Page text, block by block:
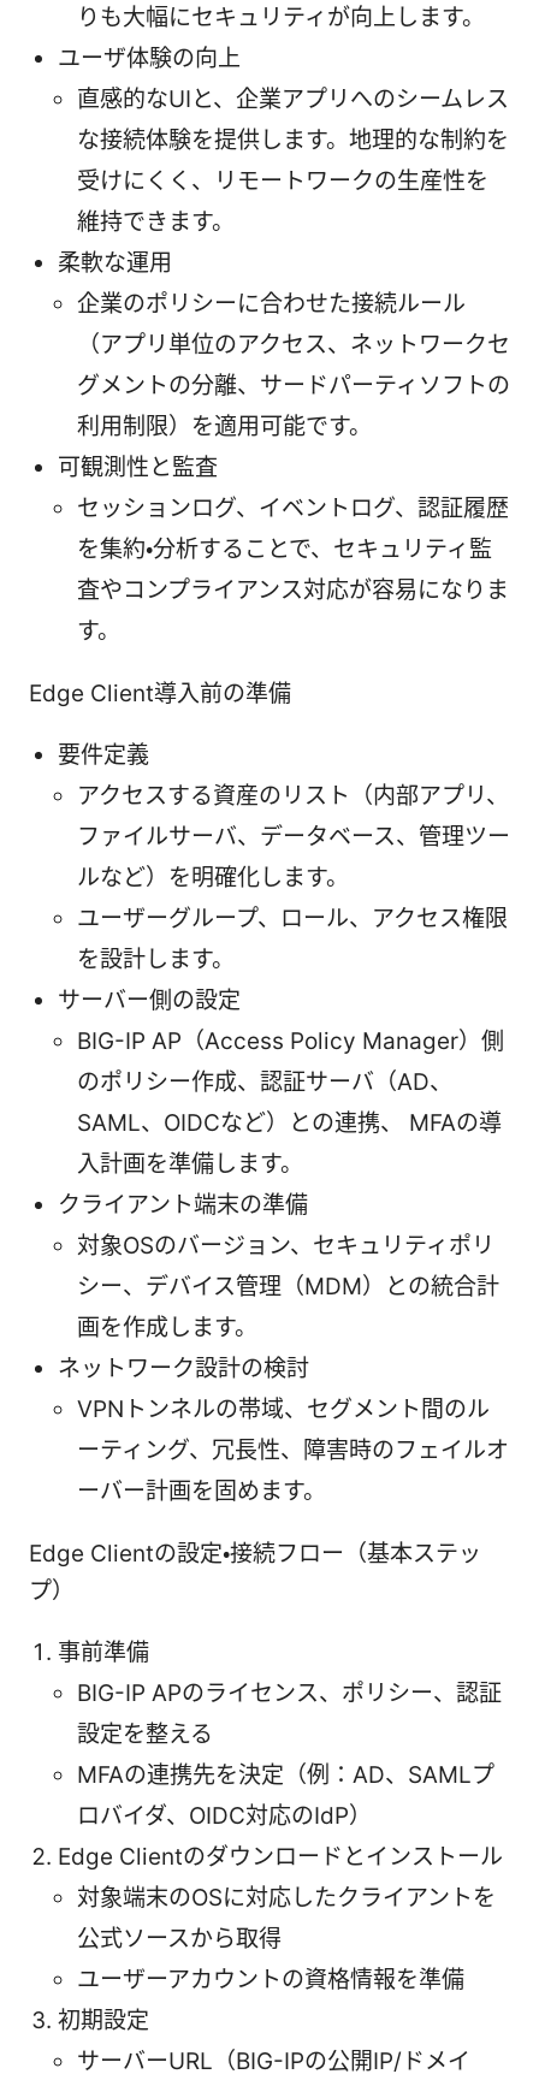
りも大幅にセキュリティが向上します。
ユーザ体験の向上
直感的なUIと、企業アプリへのシームレス
な接続体験を提供します。地理的な制約を
受けにくく、リモートワークの生産性を
維持できます。
柔軟な運用
企業のポリシーに合わせた接続ルール
（アプリ単位のアクセス、ネットワークセ
グメントの分離、サードパーティソフトの
利用制限）を適用可能です。
可観測性と監査
セッションログ、イベントログ、認証履歴
を集約・分析することで、セキュリティ監
査やコンプライアンス対応が容易になりま
す。
Edge Client導入前の準備
要件定義
アクセスする資産のリスト（内部アプリ、
ファイルサーバ、データベース、管理ツー
ルなど）を明確化します。
ユーザーグループ、ロール、アクセス権限
を設計します。
サーバー側の設定
BIG-IP AP（Access Policy Manager）側
のポリシー作成、認証サーバ（AD、
SAML、OIDCなど）との連携、 MFAの導
入計画を準備します。
クライアント端末の準備
対象OSのバージョン、セキュリティポリ
シー、デバイス管理（MDM）との統合計
画を作成します。
ネットワーク設計の検討
VPNトンネルの帯域、セグメント間のル
ーティング、冗長性、障害時のフェイルオ
ーバー計画を固めます。
Edge Clientの設定・接続フロー（基本ステッ
プ）
事前準備
BIG-IP APのライセンス、ポリシー、認証
設定を整える
MFAの連携先を決定（例：AD、SAMLプ
ロバイダ、OIDC対応のIdP）
Edge Clientのダウンロードとインストール
対象端末のOSに対応したクライアントを
公式ソースから取得
ユーザーアカウントの資格情報を準備
初期設定
サーバーURL（BIG-IPの公開IP/ドメイ